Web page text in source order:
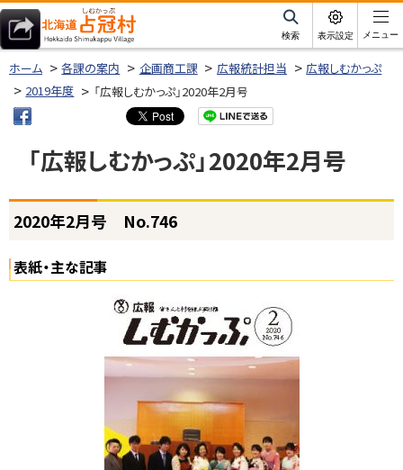
本
文
へ北海道占冠村
サ
イ
ト
内
検索 表示設定 メニュー
ホーム 各課の案内 企画商工課 広報統計担当
広報しむかっぷ
2019年度
「広報しむかっぷ」2020年2月号
「広報しむかっぷ」2020年2月号
ページ内目次
2
2
0
2020年2月号 No.746
表紙・主な記事